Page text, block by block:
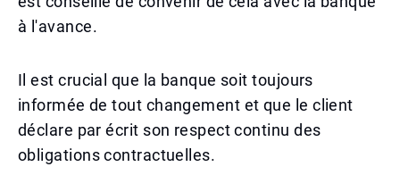
à l'avance.
Il est crucial que la banque soit toujours
informée de tout changement et que le client
déclare par écrit son respect continu des
obligations contractuelles.